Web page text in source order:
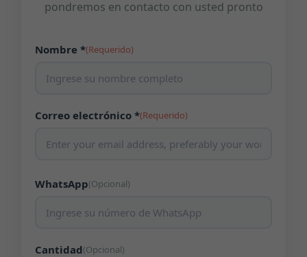
pondremos en contacto con usted pronto
Nombre *(Requerido)
Correo electrónico *(Requerido)
WhatsApp(Opcional)
Cantidad(Opcional)